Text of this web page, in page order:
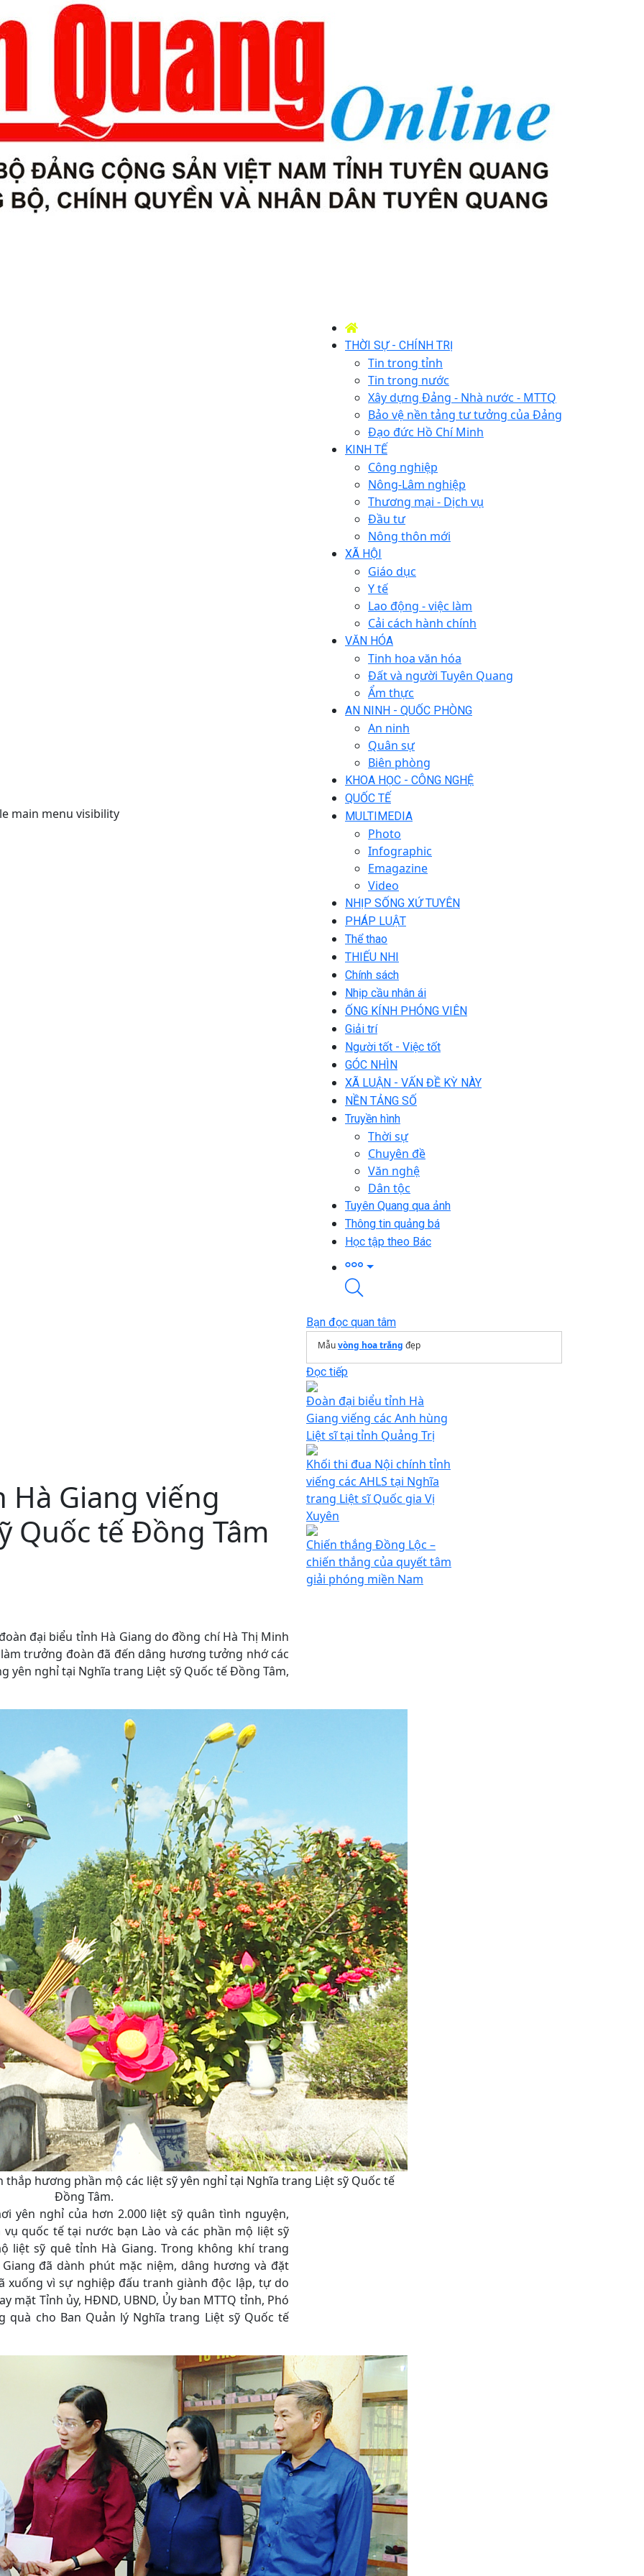
main menu visibility
THỜI SỰ - CHÍNH TRỊ
Tin trong tỉnh
Tin trong nước
Xây dựng Đảng - Nhà nước - MTTQ
Bảo vệ nền tảng tư tưởng của Đảng
Đạo đức Hồ Chí Minh
KINH TẾ
Công nghiệp
Nông-Lâm nghiệp
Thương mại - Dịch vụ
Đầu tư
Nông thôn mới
XÃ HỘI
Giáo dục
Y tế
Lao động - việc làm
Cải cách hành chính
VĂN HÓA
Tinh hoa văn hóa
Đất và người Tuyên Quang
Ẩm thực
AN NINH - QUỐC PHÒNG
An ninh
Quân sự
Biên phòng
KHOA HỌC - CÔNG NGHỆ
QUỐC TẾ
MULTIMEDIA
Photo
Infographic
Emagazine
Video
NHỊP SỐNG XỨ TUYÊN
PHÁP LUẬT
Thể thao
THIẾU NHI
Chính sách
Nhịp cầu nhân ái
ỐNG KÍNH PHÓNG VIÊN
Giải trí
Người tốt - Việc tốt
GÓC NHÌN
XÃ LUẬN - VẤN ĐỀ KỲ NÀY
NỀN TẢNG SỐ
Truyền hình
Thời sự
Chuyên đề
Văn nghệ
Dân tộc
Tuyên Quang qua ảnh
Thông tin quảng bá
Học tập theo Bác
Giang viếng
Quốc tế Đồng Tâm
đại biểu tỉnh Hà Giang do đồng chí Hà Thị Minh
trưởng đoàn đã đến dâng hương tưởng nhớ các
yên nghỉ tại Nghĩa trang Liệt sỹ Quốc tế Đồng Tâm,
thắp hương phần mộ các liệt sỹ yên nghỉ tại Nghĩa trang Liệt sỹ Quốc tế
Đồng Tâm.
yên nghỉ của hơn 2.000 liệt sỹ quân tình nguyện,
quốc tế tại nước bạn Lào và các phần mộ liệt sỹ
liệt sỹ quê tỉnh Hà Giang. Trong không khí trang
đã dành phút mặc niệm, dâng hương và đặt
xuống vì sự nghiệp đấu tranh giành độc lập, tự do
mặt Tỉnh ủy, HĐND, UBND, Ủy ban MTTQ tỉnh, Phó
quà cho Ban Quản lý Nghĩa trang Liệt sỹ Quốc tế
Bạn đọc quan tâm
Mẫuvòng hoa trắng đẹp
Đọc tiếp
Đoàn đại biểu tỉnh Hà
Giang viếng các Anh hùng
Liệt sĩ tại tỉnh Quảng Trị
Khối thi đua Nội chính tỉnh
viếng các AHLS tại Nghĩa
trang Liệt sĩ Quốc gia Vị
Xuyên
Chiến thắng Đồng Lộc –
chiến thắng của quyết tâm
giải phóng miền Nam